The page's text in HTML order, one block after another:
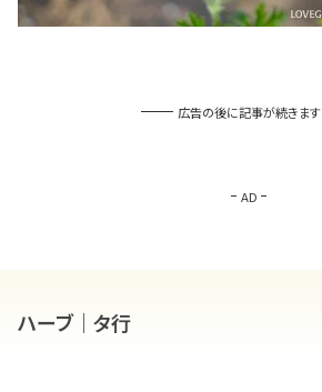
広告の後に記事が続きます
AD
ハーブ｜タ行